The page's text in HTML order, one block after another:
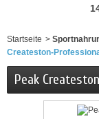
Startseite >
Createston-
Peak